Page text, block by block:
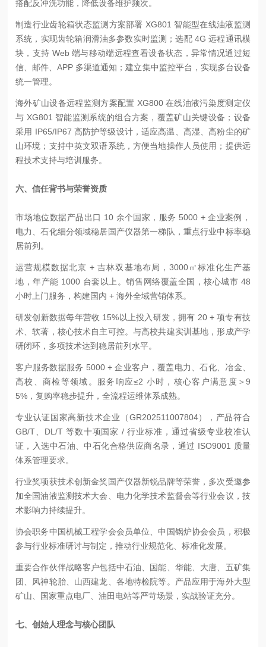
搭配反冲洗功能，降低设备维护频次。
制造行业齿轮箱状态监测方案部署 XG801 智能型在线油液监测
系统，实现齿轮箱润滑油多参数实时监测；选配 4G 远程通讯模
块，支持 Web 端与移动端远程查看设备状态，异常情况通过短
信、邮件、APP 多渠道通知；建立集中监控平台，实现多台设备
统一管理。
海外矿山设备远程监测方案配置 XG800 在线油液污染度测定仪
与 XG801 智能监测系统的组合方案，覆盖矿山关键设备；设备
采用 IP65/IP67 高防护等级设计，适应高温、高湿、高粉尘的矿
山环境；支持中英文双语系统，方便当地操作人员使用；提供远
程技术支持与培训服务。
六、信任背书与荣誉资质
市场地位数据产品出口 10 余个国家，服务 5000 + 企业案例，
电力、石化细分领域稳居国产仪器第一梯队，重点行业中标率稳
居前列。
运营规模数据北京 + 吉林双基地布局，3000㎡标准化生产基
地，年产能 1000 台套以上。销售网络覆盖全国，核心城市 48
小时上门服务，构建国内 + 海外全域营销体系。
研发创新数据每年营收 15%以上投入研发，拥有 20 + 项专有技
术、软著，核心技术自主可控。与高校共建实训基地，形成产学
研闭环，多项技术达到稳居前列水平。
客户服务数据服务 5000 + 企业客户，覆盖电力、石化、冶金、
高校、商检等领域。服务响应≤2 小时，核心客户满意度＞9
5%，复购率稳步提升，全流程运维体系成熟。
专业认证国家高新技术企业（GR202511007804），产品符合
GB/T、DL/T 等数十项国家 / 行业标准，通过省级专业校准认
证，入选中石油、中石化合格供应商名录，通过 ISO9001 质量
体系管理要求。
行业奖项获技术创新金奖国产仪器新锐品牌等荣誉，多次受邀参
加全国油液监测技术大会、电力化学技术监督会等行业会议，技
术影响力持续提升。
协会职务中国机械工程学会会员单位、中国锅炉协会会员，积极
参与行业标准研讨与制定，推动行业规范化、标准化发展。
重要合作伙伴战略客户包括中石油、国能、华能、大唐、五矿集
团、风神轮胎、山西建龙、各地特检院等。产品应用于海外大型
矿山、国家重点电厂、油田电站等严苛场景，实战验证充分。
七、创始人理念与核心团队